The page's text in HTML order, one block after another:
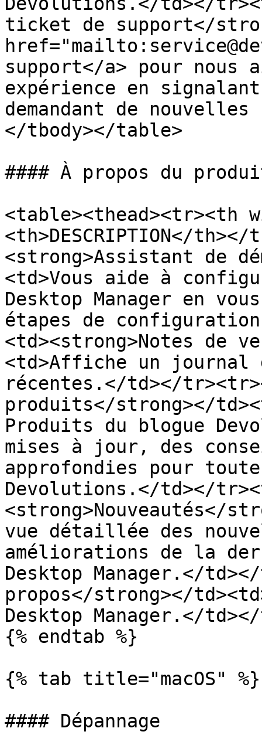
ticket de support</
support</a> pour
expérience en
demandant de
</tbody></table>
#### À propos du
<table><thead><tr><th
<th>DESCRIPTION</
<strong>Assistant de
<td>Vous aide à
Desktop Manager en
étapes de
<td><strong>Notes de
<td>Affiche un
récentes.</td></
produits</strong></
Produits du blogue
mises à jour, des
approfondies pour
Devolutions.</td></
<strong>Nouveautés</
vue détaillée des
améliorations de la
Desktop Manager.</
propos</strong></
Desktop Manager.</
{% endtab %}
{% tab title="macOS" %}
#### Dépannage